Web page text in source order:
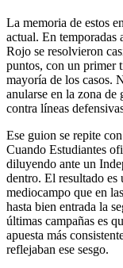
La memoria de estos
actual. En temporadas
Rojo se resolvieron
puntos, con un primer
mayoría de los casos.
anularse en la zona de
contra líneas
Ese guion se repite
Cuando Estudiantes
diluyendo ante un
dentro. El resultado es
mediocampo que en
hasta bien entrada la
últimas campañas es
apuesta más
reflejaban ese sesgo.